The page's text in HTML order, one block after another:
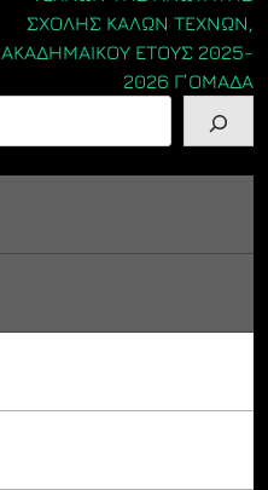
ΣΧΟΛΗΣ ΚΑΛΩΝ ΤΕΧΝΩΝ,
ΑΚΑΔΗΜΑΙΚΟΥ ΕΤΟΥΣ 2025-
2026 Γ’ΟΜΑΔΑ